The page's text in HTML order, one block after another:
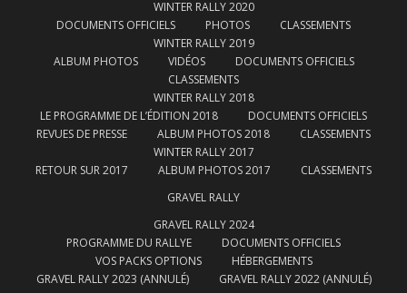
WINTER RALLY 2020
DOCUMENTS OFFICIELS
PHOTOS
CLASSEMENTS
WINTER RALLY 2019
ALBUM PHOTOS
VIDÉOS
DOCUMENTS OFFICIELS
CLASSEMENTS
WINTER RALLY 2018
LE PROGRAMME DE L’ÉDITION 2018
DOCUMENTS OFFICIELS
REVUES DE PRESSE
ALBUM PHOTOS 2018
CLASSEMENTS
WINTER RALLY 2017
RETOUR SUR 2017
ALBUM PHOTOS 2017
CLASSEMENTS
GRAVEL RALLY
GRAVEL RALLY 2024
PROGRAMME DU RALLYE
DOCUMENTS OFFICIELS
VOS PACKS OPTIONS
HÉBERGEMENTS
GRAVEL RALLY 2023 (ANNULÉ)
GRAVEL RALLY 2022 (ANNULÉ)